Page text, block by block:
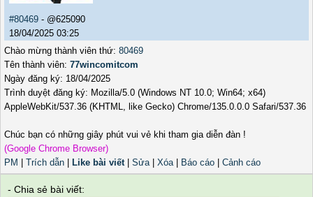
#80469 - @625090
18/04/2025 03:25
Chào mừng thành viên thứ: 80469
Tên thành viên: 77wincomitcom
Ngày đăng ký: 18/04/2025
Trình duyệt đăng ký: Mozilla/5.0 (Windows NT 10.0; Win64; x64)
AppleWebKit/537.36 (KHTML, like Gecko) Chrome/135.0.0.0 Safari/537.36
Chúc bạn có những giây phút vui vẻ khi tham gia diễn đàn !
(Google Chrome Browser)
PM
Trích dẫn Like bài viết| Sửa| Xóa| Báo cáo Cảnh cáo
- Chia sẻ bài viết: